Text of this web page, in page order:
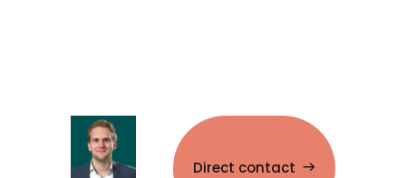
Direct contact